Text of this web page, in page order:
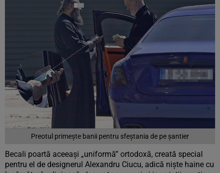
Preotul primește banii pentru sfeștania de pe șantier
Becali poartă aceeași „uniformă” ortodoxă, creată special
pentru el de designerul Alexandru Ciucu, adică niște haine cu